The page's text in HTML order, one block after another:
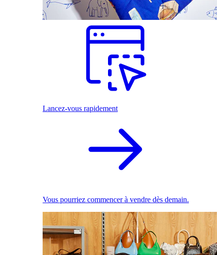
Lancez-vous rapidement
Vous pourriez commencer à vendre dès demain.